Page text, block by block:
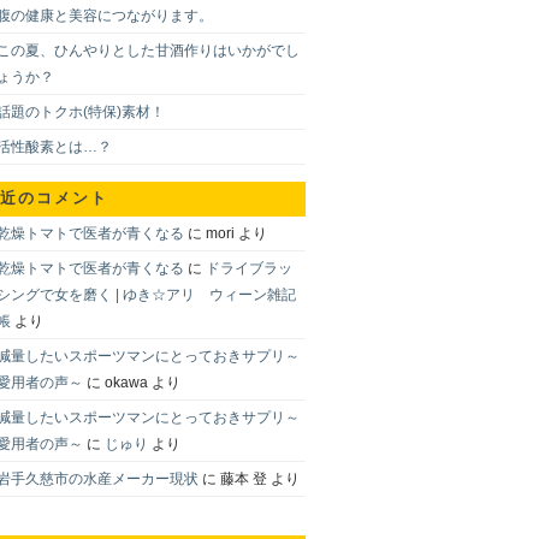
の健康と美容につながります。
の夏、ひんやりとした甘酒作りはいかがでし
うか？
題のトクホ(特保)素材！
性酸素とは…？
のコメント
燥トマトで医者が青くなる に mori より
燥トマトで医者が青くなる に ドライブラッ
ングで女を磨く | ゆき☆アリ ウィーン雑記
より
量したいスポーツマンにとっておきサプリ～
用者の声～ に okawa より
量したいスポーツマンにとっておきサプリ～
用者の声～ に じゅり より
手久慈市の水産メーカー現状 に 藤本 登 より